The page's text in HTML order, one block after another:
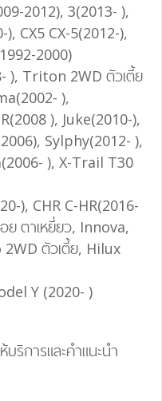
2012), 3(2013- ),
), CX5 CX-5(2012-),
2000)
), Triton 2WD ตัวเตี้ย
),
), Juke(2010-),
Sylphy(2012- ),
), X-Trail T30
), CHR C-HR(2016-
ตาเหยี่ยว, Innova,
ตัวเตี้ย, Hilux
Y (2020- )
ริการและคำแนะนำ